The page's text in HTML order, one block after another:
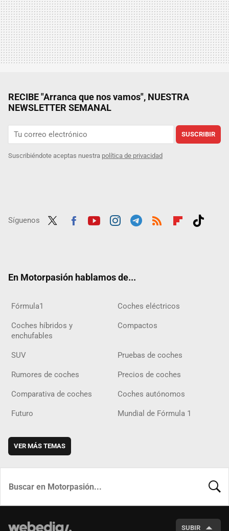
RECIBE "Arranca que nos vamos", NUESTRA
NEWSLETTER SEMANAL
SUSCRIBIR
Suscribiéndote aceptas nuestra política de privacidad
Síguenos
En Motorpasión hablamos de...
Fórmula1 Coches eléctricos
Coches híbridos y
enchufables
Compactos
SUV Pruebas de coches
Rumores de coches Precios de coches
Comparativa de coches Coches autónomos
Futuro Mundial de Fórmula 1
VER MÁS TEMAS
SUBIR